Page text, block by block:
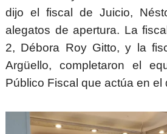
dijo el fiscal de Juicio,
alegatos de apertura. La
2, Débora Roy Gitto, y la
Argüello, completaron el
Público Fiscal que actúa en el